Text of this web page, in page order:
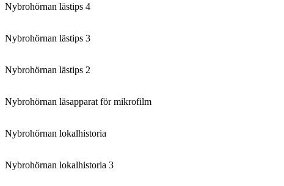
Nybrohörnan lästips 4
Nybrohörnan lästips 3
Nybrohörnan lästips 2
Nybrohörnan läsapparat för mikrofilm
Nybrohörnan lokalhistoria
Nybrohörnan lokalhistoria 3